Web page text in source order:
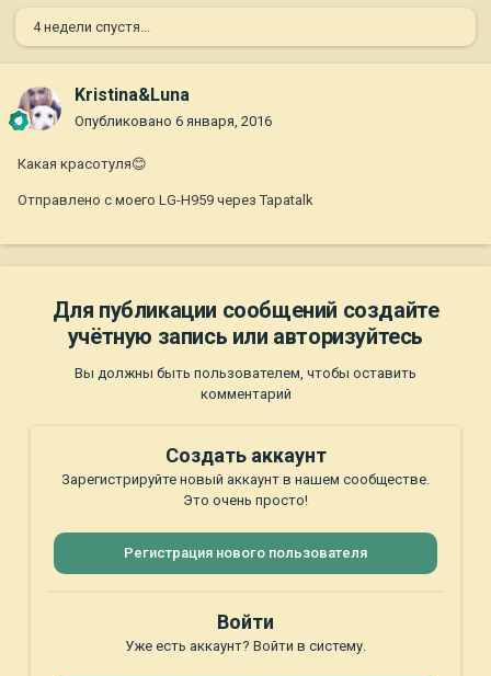
4 недели спустя...
Kristina&Luna
Опубликовано 6 января, 2016
Какая красотуля😊
Отправлено с моего LG-H959 через Tapatalk
Для публикации сообщений создайте
учётную запись или авторизуйтесь
Вы должны быть пользователем, чтобы оставить
комментарий
Создать аккаунт
Зарегистрируйте новый аккаунт в нашем сообществе.
Это очень просто!
Регистрация нового пользователя
Войти
Уже есть аккаунт? Войти в систему.